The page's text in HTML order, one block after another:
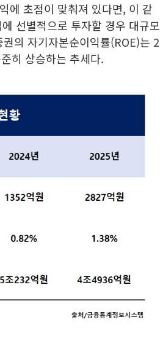
에 초점이 맞춰져 있다면, 이 같
선별적으로 투자할 경우 대규모
의 자기자본순이익률(ROE)는 2
히 상승하는 추세다.